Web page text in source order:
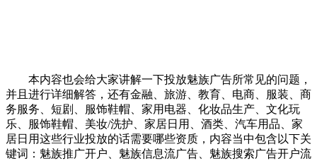
本内容也会给大家讲解一下投放魅族广告所常见的问题，
并且进行详细解答，还有金融、旅游、教育、电商、服装、商
务服务、短剧、服饰鞋帽、家用电器、化妆品生产、文化玩
乐、服饰鞋帽、美妆/洗护、家居日用、酒类、汽车用品、家
居日用这些行业投放的话需要哪些资质，内容当中包含以下关
键词：魅族推广开户、魅族信息流广告、魅族搜索广告开户流